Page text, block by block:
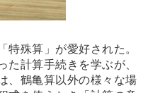
殊算」が愛好された。
計算手続きを学ぶが、
、鶴亀算以外の様々な場